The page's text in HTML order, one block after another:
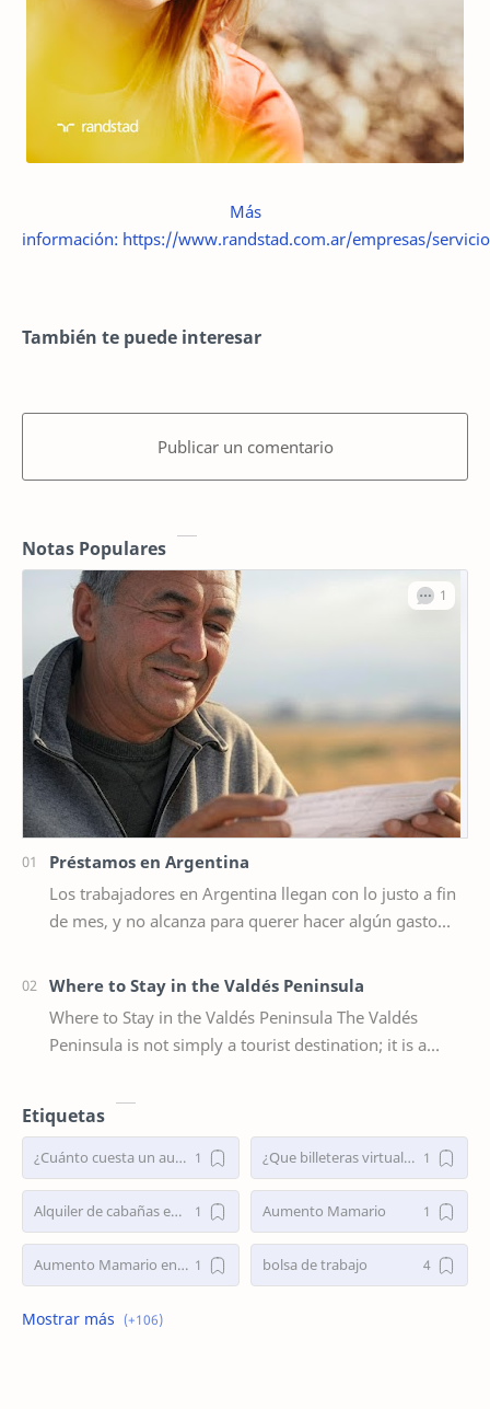
Más
información: https://www.randstad.com.ar/empresas/
También te puede interesar
Publicar un comentario
Notas Populares
Préstamos en Argentina
Los trabajadores en Argentina llegan con lo justo a fin
de mes, y no alcanza para querer hacer algún gasto
Where to Stay in the Valdés Peninsula
Where to Stay in the Valdés Peninsula The Valdés
Peninsula is not simply a tourist destination; it is a
Etiquetas
¿Cuánto cuesta un aumento mamario en Argentina 2025? ¿Que billeteras virtuales dan préstamos personales en Argentina?
Alquiler de cabañas en Villa Traful Aumento Mamario
Aumento Mamario en Buenos Aires bolsa de trabajo